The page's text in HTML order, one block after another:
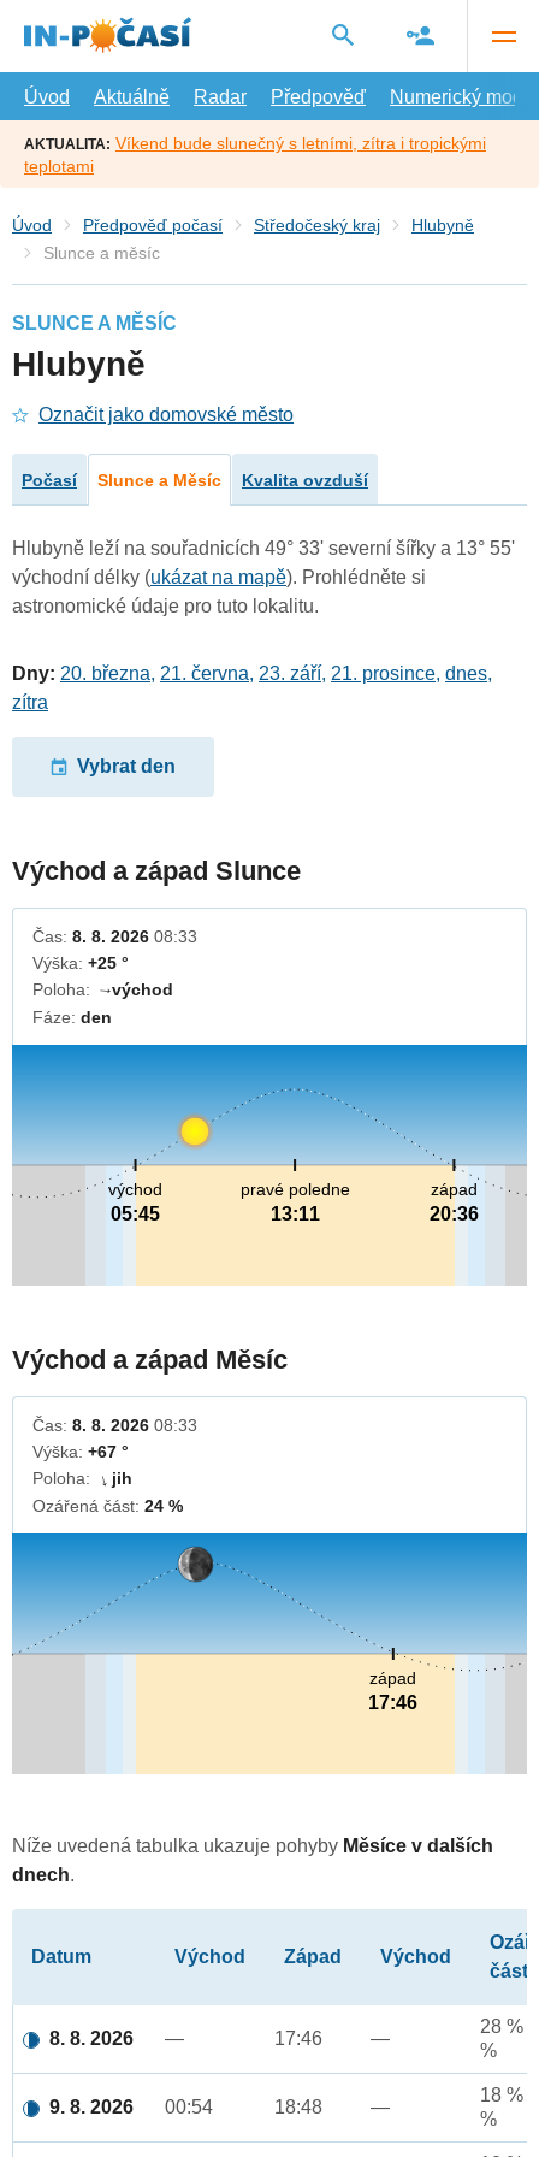
hlavní
Úvod
Aktuálně Radar Předpověď Numerický model
AKTUALITA: Víkend bude slunečný s letními, zítra i tropickými
teplotami
Úvod Předpověď počasí Středočeský kraj
Hlubyně
Slunce a měsíc
SLUNCE A MĚSÍC
Hlubyně
Označit jako domovské město
Počasí Slunce a Měsíc Kvalita ovzduší
Hlubyně leží na souřadnicích 49° 33' severní šířky a 13° 55'
východní délky (ukázat na mapě). Prohlédněte si
astronomické údaje pro tuto lokalitu.
Dny: 20. března, 21. června, 23. září, 21. prosince, dnes,
zítra
Vybrat den
Východ a západ Slunce
Čas: 8. 8. 2026 08:33
Výška: +25 °
Poloha:
↓východ
Fáze: den
pravé poledne
13:11
východ
05:45
západ
20:36
Východ a západ Měsíc
Čas: 8. 8. 2026 08:33
Výška: +67 °
Poloha:
↓ jih
Ozářená část: 24 %
západ
17:46
Níže uvedená tabulka ukazuje pohyby Měsíce v dalších
dnech.
Datum Východ Západ Východ
část
8. 8. 2026 — 17:46 —
28 %
%
9. 8. 2026 00:54 18:48 —
18 %
%